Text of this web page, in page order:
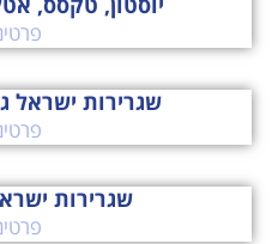
שגרירות ישראל
שגרירות